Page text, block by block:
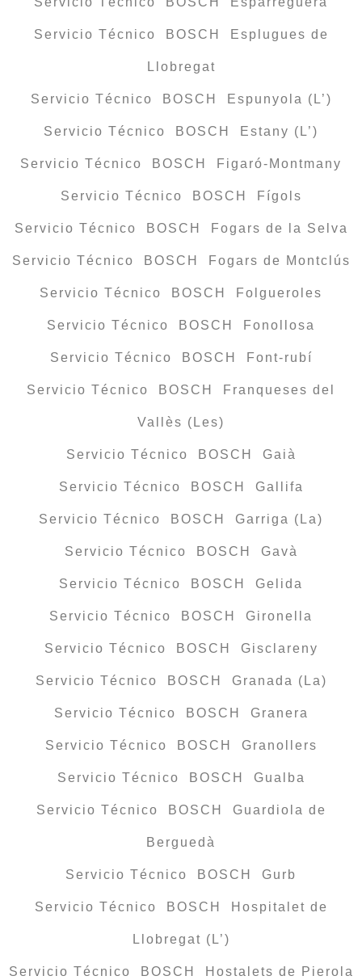
Servicio Técnico BOSCH Esplugues de
Llobregat
Servicio Técnico BOSCH Espunyola (L’)
Servicio Técnico BOSCH Estany (L’)
Servicio Técnico BOSCH Figaró-Montmany
Servicio Técnico BOSCH Fígols
Servicio Técnico BOSCH Fogars de la Selva
Servicio Técnico BOSCH Fogars de Montclús
Servicio Técnico BOSCH Folgueroles
Servicio Técnico BOSCH Fonollosa
Servicio Técnico BOSCH Font-rubí
Servicio Técnico BOSCH Franqueses del
Vallès (Les)
Servicio Técnico BOSCH Gaià
Servicio Técnico BOSCH Gallifa
Servicio Técnico BOSCH Garriga (La)
Servicio Técnico BOSCH Gavà
Servicio Técnico BOSCH Gelida
Servicio Técnico BOSCH Gironella
Servicio Técnico BOSCH Gisclareny
Servicio Técnico BOSCH Granada (La)
Servicio Técnico BOSCH Granera
Servicio Técnico BOSCH Granollers
Servicio Técnico BOSCH Gualba
Servicio Técnico BOSCH Guardiola de
Berguedà
Servicio Técnico BOSCH Gurb
Servicio Técnico BOSCH Hospitalet de
Llobregat (L’)
Servicio Técnico BOSCH Hostalets de Pierola